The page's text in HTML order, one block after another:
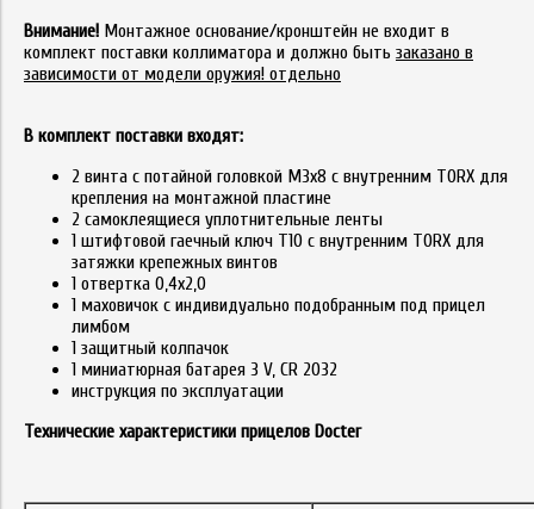
Внимание! Монтажное основание/кронштейн не входит в
комплект поставки коллиматора и должно быть заказано в
зависимости от модели оружия! отдельно
В комплект поставки входят:
2 винта с потайной головкой M3x8 с внутренним TORX для
крепления на монтажной пластине
2 самоклеящиеся уплотнительные ленты
1 штифтовой гаечный ключ T10 с внутренним TORX для
затяжки крепежных винтов
1 отвертка 0,4x2,0
1 маховичок с индивидуально подобранным под прицел
лимбом
1 защитный колпачок
1 миниатюрная батарея 3 V, CR 2032
инструкция по эксплуатации
Технические характеристики прицелов Docter